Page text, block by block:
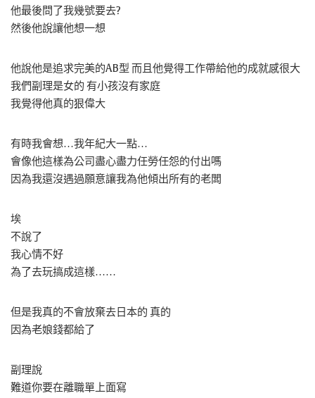
他最後問了我幾號要去?
然後他說讓他想一想
他說他是追求完美的AB型 而且他覺得工作帶給他的成就感很大
我們副理是女的 有小孩沒有家庭
我覺得他真的狠偉大
有時我會想…我年紀大一點…
會像他這樣為公司盡心盡力任勞任怨的付出嗎
因為我還沒遇過願意讓我為他傾出所有的老闆
埃
不說了
我心情不好
為了去玩搞成這樣……
但是我真的不會放棄去日本的 真的
因為老娘錢都給了
副理說
難道你要在離職單上面寫